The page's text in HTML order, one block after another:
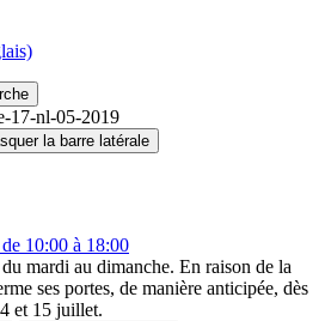
17-nl-05-2019
la barre latérale
10:00 à 18:00
mardi au dimanche. En raison de la
ses portes, de manière anticipée, dès
et 15 juillet.